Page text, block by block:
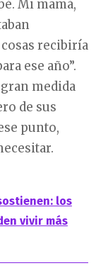
Mi mamá,
recibiría
ese año”.
medida
de sus
punto,
los
vivir más